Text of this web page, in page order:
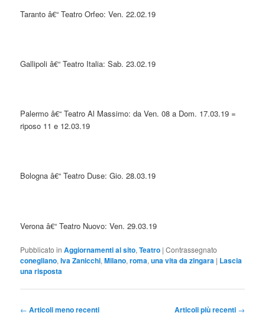
Taranto â€“ Teatro Orfeo: Ven. 22.02.19
Gallipoli â€“ Teatro Italia: Sab. 23.02.19
Palermo â€“ Teatro Al Massimo: da Ven. 08 a Dom. 17.03.19 =
riposo 11 e 12.03.19
Bologna â€“ Teatro Duse: Gio. 28.03.19
Verona â€“ Teatro Nuovo: Ven. 29.03.19
Pubblicato in Aggiornamenti al sito,Teatro |Contrassegnato
conegliano,Iva Zanicchi,Milano,roma,una vita da zingara | Lascia
una risposta
Navigazione
← Articoli meno recenti Articoli più recenti →